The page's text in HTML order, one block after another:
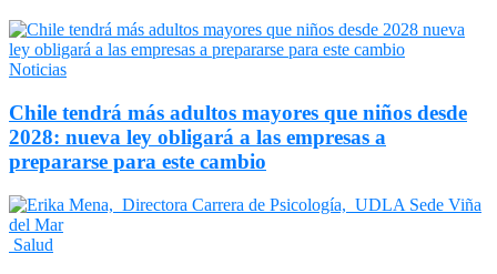
Noticias
Chile tendrá más adultos mayores que niños desde
2028: nueva ley obligará a las empresas a
prepararse para este cambio
Salud